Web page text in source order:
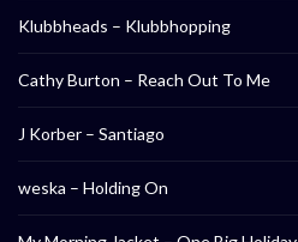
Klubbheads – Klubbhopping
Cathy Burton – Reach Out To Me
J Korber – Santiago
weska – Holding On